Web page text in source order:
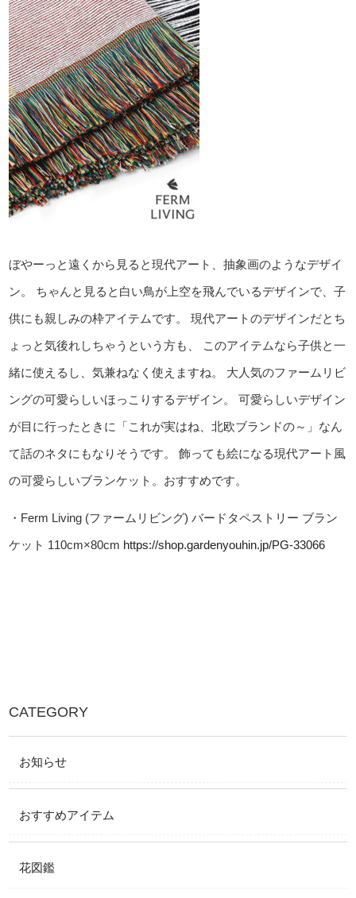
ぼやーっと遠くから見ると現代アート、抽象画のようなデザイ
ン。
ちゃんと見ると白い鳥が上空を飛んでいるデザインで、子
供にも親しみの枠アイテムです。
現代アートのデザインだとち
ょっと気後れしちゃうという方も、
このアイテムなら子供と一
緒に使えるし、気兼ねなく使えますね。
大人気のファームリビ
ングの可愛らしいほっこりするデザイン。
可愛らしいデザイン
が目に行ったときに「これが実はね、北欧ブランドの～」なん
て話のネタにもなりそうです。
飾っても絵になる現代アート風
の可愛らしいブランケット。おすすめです。
・Ferm Living (ファームリビング) バードタペストリー ブラン
ケット 110cm×80cm https://shop.gardenyouhin.jp/PG-33066
CATEGORY
お知らせ
おすすめアイテム
花図鑑